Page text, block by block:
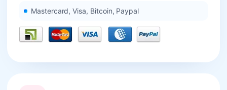
Mastercard, Visa, Bitcoin, Paypal